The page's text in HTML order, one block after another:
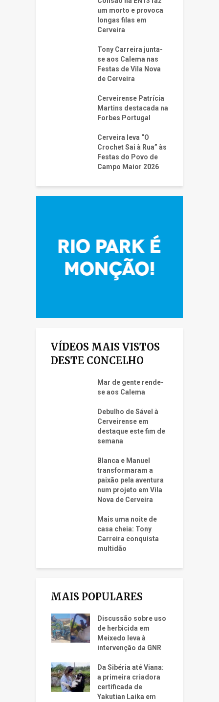
um morto e provoca
longas filas em
Cerveira
Tony Carreira junta-
se aos Calema nas
Festas de Vila Nova
de Cerveira
Cerveirense Patrícia
Martins destacada na
Forbes Portugal
Cerveira leva “O
Crochet Sai à Rua” às
Festas do Povo de
Campo Maior 2026
VÍDEOS MAIS VISTOS
DESTE CONCELHO
Mar de gente rende-
se aos Calema
Debulho de Sável à
Cerveirense em
destaque este fim de
semana
Blanca e Manuel
transformaram a
paixão pela aventura
num projeto em Vila
Nova de Cerveira
Mais uma noite de
casa cheia: Tony
Carreira conquista
multidão
MAIS POPULARES
Discussão sobre uso
de herbicida em
Meixedo leva à
intervenção da GNR
Da Sibéria até Viana:
a primeira criadora
certificada de
Yakutian Laika em